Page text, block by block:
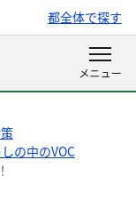
都全体で探す
の中のVOC